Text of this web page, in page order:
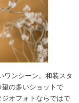
ワンシーン。和装スタ
の多いショットで
オフォトならではで